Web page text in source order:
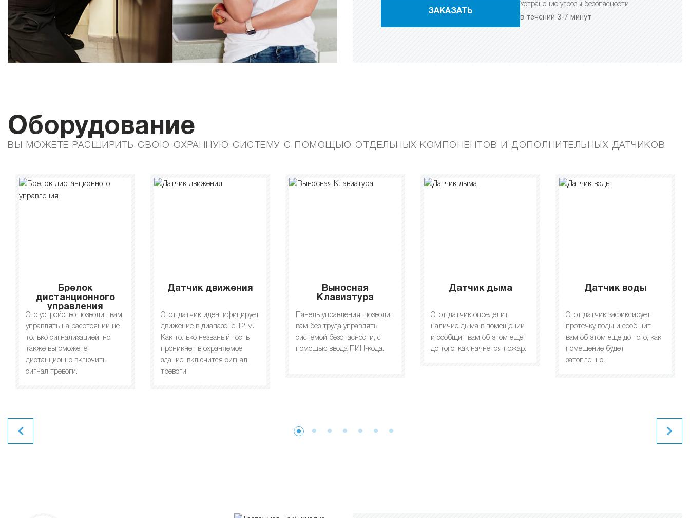
ЗАКАЗАТЬ
Устранение угрозы безопасности
в течении 3-7 минут
Оборудование
ВЫ МОЖЕТЕ РАСШИРИТЬ СВОЮ ОХРАННУЮ СИСТЕМУ С ПОМОЩЬЮ ОТДЕЛЬНЫХ КОМПОНЕНТОВ И ДОПОЛНИТЕЛЬНЫХ ДАТЧИКОВ
Брелок
дистанционного
управления
Это устройство позволит вам
управлять на расстоянии не
только сигнализацией, но
также вы сможете
дистанционно включить
сигнал тревоги.
Датчик движения
Этот датчик идентифицирует
движение в диапазоне 12 м.
Как только незваный гость
проникнет в охраняемое
здание, включится сигнал
тревоги.
Выносная
Клавиатура
Панель управления, позволит
вам без труда управлять
системой безопасности, с
помощью ввода ПИН-кода.
Датчик дыма
Этот датчик определит
наличие дыма в помещении
и сообщит вам об этом еще
до того, как начнется пожар.
Датчик воды
Этот датчик зафиксирует
протечку воды и сообщит
вам об этом еще до того, как
помещение будет
затопленно.